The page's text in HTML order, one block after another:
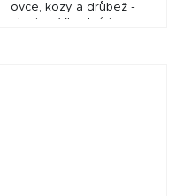
ovce, kozy a drůbež -